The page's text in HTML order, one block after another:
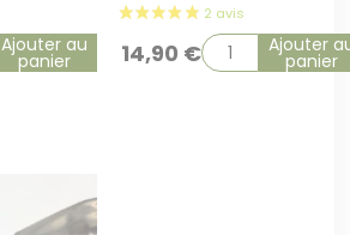
Ajouter au
panier 14,90 € Ajouter
panier